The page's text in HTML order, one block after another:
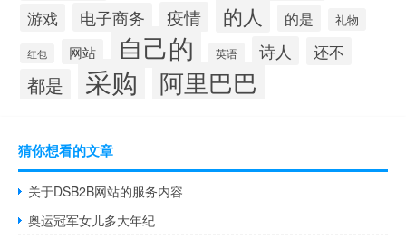
游戏 电子商务 疫情 的人 的是 礼物
红包 网站 自己的 英语 诗人 还不
都是 采购 阿里巴巴
猜你想看的文章
关于DSB2B网站的服务内容
奥运冠军女儿多大年纪